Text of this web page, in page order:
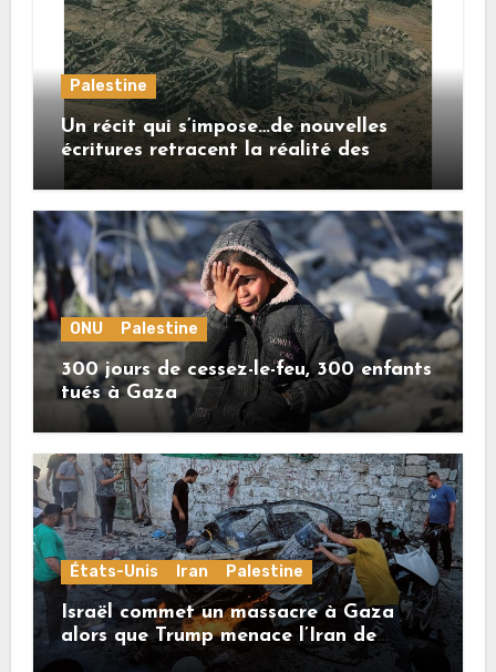
Palestine
Un récit qui s’impose…de nouvelles
écritures retracent la réalité des
crimes sionistes à Gaza
ONU Palestine
300 jours de cessez-le-feu, 300 enfants
tués à Gaza
États-Unis Iran Palestine
Israël commet un massacre à Gaza
alors que Trump menace l’Iran de
«décapitation»